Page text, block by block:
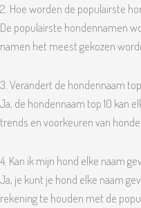
2. Hoe worden de populairste
De populairste hondennamen
namen het meest gekozen
3. Verandert de hondennaam
Ja, de hondennaam top 10 kan
trends en voorkeuren van
4. Kan ik mijn hond elke naam
Ja, je kunt je hond elke naam
rekening te houden met de